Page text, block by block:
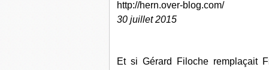
http://hern.over-blog.com/
30 juillet 2015
Et si Gérard Filoche remplaçait